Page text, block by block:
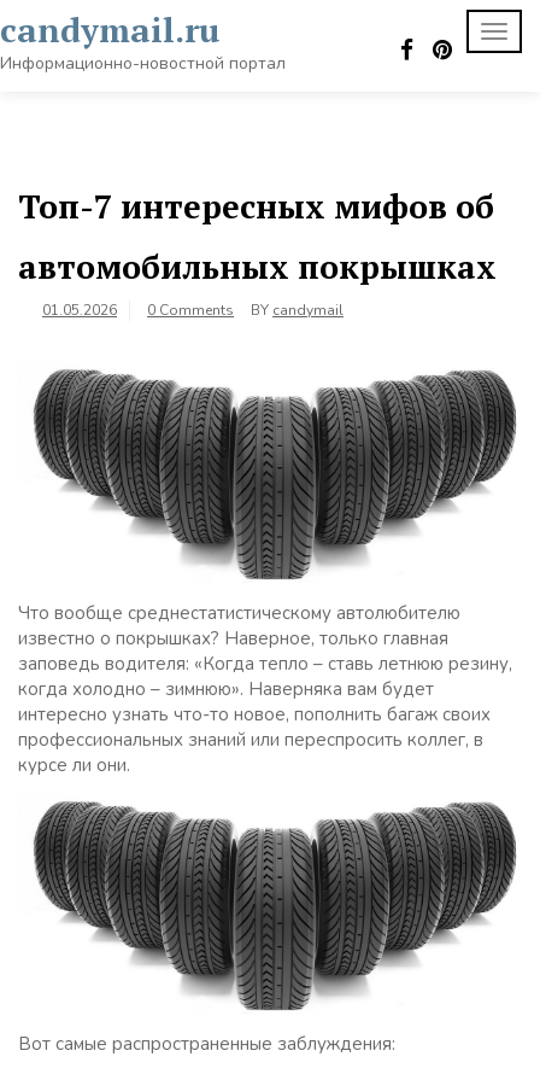
to
content
candymail.ru
Информационно-новостной портал
Топ-7 интересных мифов об
автомобильных покрышках
01.05.2026 0 Comments BY candymail
Что вообще среднестатистическому автолюбителю
известно о покрышках? Наверное, только главная
заповедь водителя: «Когда тепло – ставь летнюю резину,
когда холодно – зимнюю». Наверняка вам будет
интересно узнать что-то новое, пополнить багаж своих
профессиональных знаний или переспросить коллег, в
курсе ли они.
Вот самые распространенные заблуждения: